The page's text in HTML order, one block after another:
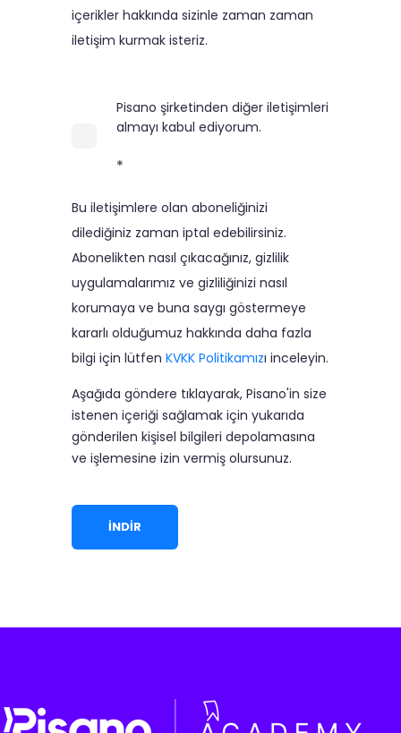
içerikler hakkında sizinle zaman zaman
iletişim kurmak isteriz.
Pisano şirketinden diğer iletişimleri
almayı kabul ediyorum.
*
Bu iletişimlere olan aboneliğinizi
dilediğiniz zaman iptal edebilirsiniz.
Abonelikten nasıl çıkacağınız, gizlilik
uygulamalarımız ve gizliliğinizi nasıl
korumaya ve buna saygı göstermeye
kararlı olduğumuz hakkında daha fazla
bilgi için lütfen KVKK Politikamızı inceleyin.
Aşağıda göndere tıklayarak, Pisano'in size
istenen içeriği sağlamak için yukarıda
gönderilen kişisel bilgileri depolamasına
ve işlemesine izin vermiş olursunuz.